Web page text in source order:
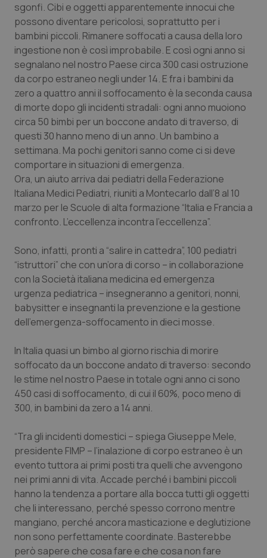
Calabria
Campania
Emilia-Romagna
Friuli Venezia Giulia
Lazio
Liguria
Lombardia
Molise
Piemonte
Provincia Autonoma di Bolzano
Provincia Autonoma di Trento
Puglia
Sicilia
Toscana
Umbria
Valle D’Aosta
Asma & BPCO
Car-T
Colesterolo & coronaropatie
Dermatite Atopica
Diabete & glucometri
Disturbi dell’umore
Dolore
Epatiti
HIV
Infezioni & Febbre
Ipertensione & Scompenso
Malattie rare
Neuroscienze & patologie neurodegenerative
Obesità
Oftalmologia
Oncodermatologia
sgonfi. Cibi e oggetti apparentemente innocui che
possono diventare pericolosi, soprattutto per i
bambini piccoli. Rimanere soffocati a causa della loro
ingestione non è così improbabile. E così ogni anno si
segnalano nel nostro Paese circa 300 casi ostruzione
da corpo estraneo negli under 14. E fra i bambini da
zero a quattro anni il soffocamento è la seconda causa
di morte dopo gli incidenti stradali: ogni anno muoiono
circa 50 bimbi per un boccone andato di traverso, di
questi 30 hanno meno di un anno. Un bambino a
settimana. Ma pochi genitori sanno come ci si deve
comportare in situazioni di emergenza.
Ora, un aiuto arriva dai pediatri della Federazione
Italiana Medici Pediatri, riuniti a Montecarlo dall’8 al 10
marzo per le Scuole di alta formazione “Italia e Francia a
confronto. L’eccellenza incontra l’eccellenza”.
Sono, infatti, pronti a “salire in cattedra”, 100 pediatri
“istruttori” che con un’ora di corso – in collaborazione
con la Società italiana medicina ed emergenza
urgenza pediatrica – insegneranno a genitori, nonni,
babysitter e insegnanti la prevenzione e la gestione
dell’emergenza-soffocamento in dieci mosse.
In Italia quasi un bimbo al giorno rischia di morire
soffocato da un boccone andato di traverso: secondo
le stime nel nostro Paese in totale ogni anno ci sono
450 casi di soffocamento, di cui il 60%, poco meno di
300, in bambini da zero a 14 anni.
“Tra gli incidenti domestici – spiega Giuseppe Mele,
presidente FIMP – l’inalazione di corpo estraneo è un
evento tuttora ai primi posti tra quelli che avvengono
nei primi anni di vita. Accade perché i bambini piccoli
hanno la tendenza a portare alla bocca tutti gli oggetti
che li interessano, perché spesso corrono mentre
mangiano, perché ancora masticazione e deglutizione
non sono perfettamente coordinate. Basterebbe
però sapere che cosa fare e che cosa non fare